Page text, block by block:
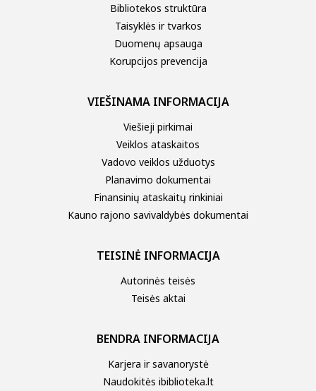
Bibliotekos struktūra
Taisyklės ir tvarkos
Duomenų apsauga
Korupcijos prevencija
VIEŠINAMA INFORMACIJA
Viešieji pirkimai
Veiklos ataskaitos
Vadovo veiklos užduotys
Planavimo dokumentai
Finansinių ataskaitų rinkiniai
Kauno rajono savivaldybės dokumentai
TEISINĖ INFORMACIJA
Autorinės teisės
Teisės aktai
BENDRA INFORMACIJA
Karjera ir savanorystė
Naudokitės ibiblioteka.lt